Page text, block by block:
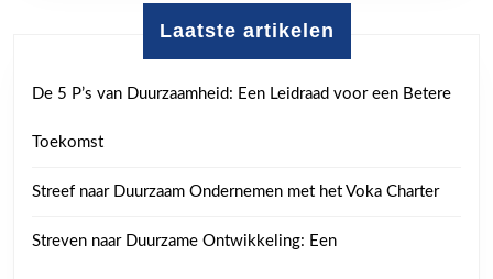
Laatste artikelen
De 5 P’s van Duurzaamheid: Een Leidraad voor een Betere
Toekomst
Streef naar Duurzaam Ondernemen met het Voka Charter
Streven naar Duurzame Ontwikkeling: Een